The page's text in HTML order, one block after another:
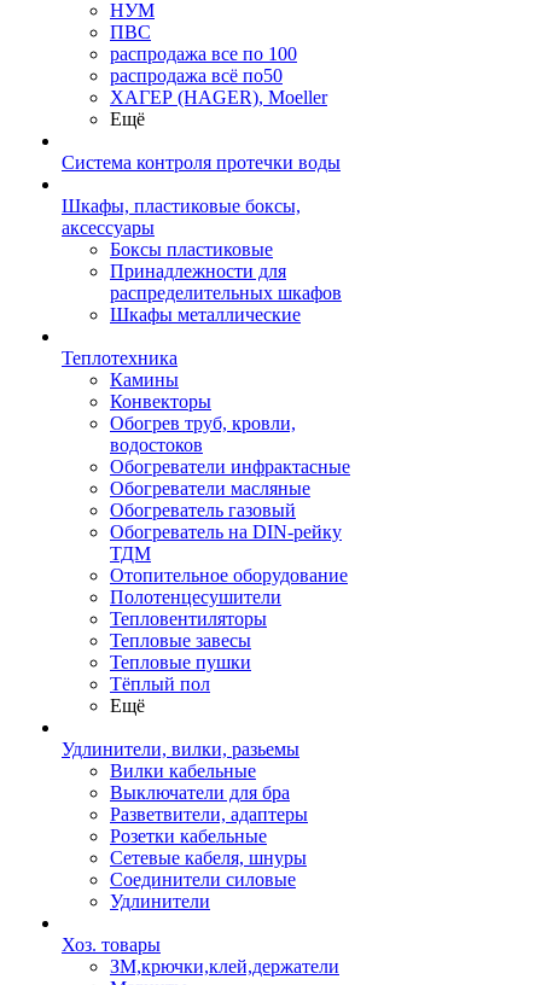
НУМ
ПВС
распродажа все по 100
распродажа всё по50
ХАГЕР (HAGER), Moeller
Ещё
Система контроля протечки воды
Шкафы, пластиковые боксы,
аксессуары
Боксы пластиковые
Принадлежности для
распределительных шкафов
Шкафы металлические
Теплотехника
Камины
Конвекторы
Обогрев труб, кровли,
водостоков
Обогреватели инфрактасные
Обогреватели масляные
Обогреватель газовый
Обогреватель на DIN-рейку
ТДМ
Отопительное оборудование
Полотенцесушители
Тепловентиляторы
Тепловые завесы
Тепловые пушки
Тёплый пол
Ещё
Удлинители, вилки, разьемы
Вилки кабельные
Выключатели для бра
Разветвители, адаптеры
Розетки кабельные
Сетевые кабеля, шнуры
Соединители силовые
Удлинители
Хоз. товары
ЗМ,крючки,клей,держатели